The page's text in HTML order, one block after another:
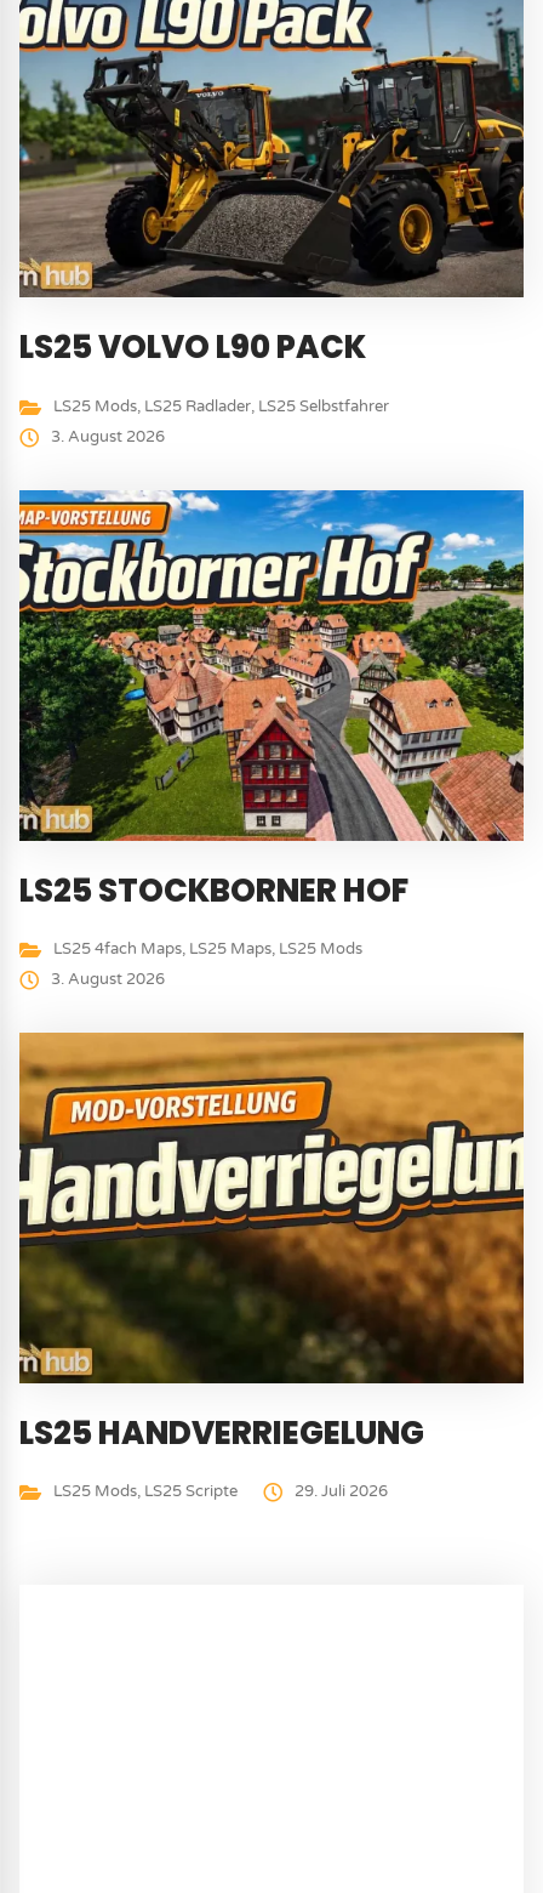
LS25 VOLVO L90 PACK
LS25 Mods, LS25 Radlader, LS25 Selbstfahrer
3. August 2026
LS25 STOCKBORNER HOF
LS25 4fach Maps, LS25 Maps, LS25 Mods
3. August 2026
LS25 HANDVERRIEGELUNG
LS25 Mods, LS25 Scripte 29. Juli 2026